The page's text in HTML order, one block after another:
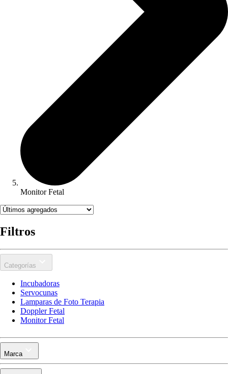
Monitor Fetal
Filtros
Categorías
Incubadoras
Servocunas
Lamparas de Foto Terapia
Doppler Fetal
Monitor Fetal
Marca